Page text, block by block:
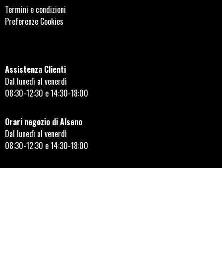
Termini e condizioni
Preferenze Cookies
Assistenza Clienti
Dal lunedì al venerdì
08:30-12:30 e 14:30-18:00
Orari negozio di Alseno
Dal lunedì al venerdì
08:30-12:30 e 14:30-18:00